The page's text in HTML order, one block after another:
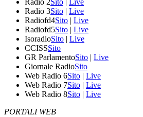
Radio 2Sito | Live
Radio 3Sito | Live
Radiofd4Sito | Live
Radiofd5Sito | Live
IsoradioSito | Live
CCISSSito
GR ParlamentoSito | Live
Giornale RadioSito
Web Radio 6Sito | Live
Web Radio 7Sito | Live
Web Radio 8Sito | Live
PORTALI WEB